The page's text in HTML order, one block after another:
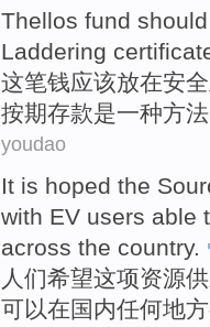
Thellos fund
Laddering
这笔钱应该放在安全
按期存款是一种方法
youdao
It is hoped the
with EV users able
across the country.
人们希望这项资源
可以在国内任何地